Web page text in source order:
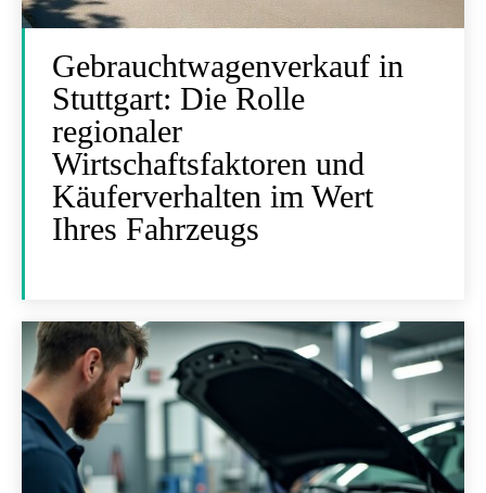
Gebrauchtwagenverkauf in
Stuttgart: Die Rolle
regionaler
Wirtschaftsfaktoren und
Käuferverhalten im Wert
Ihres Fahrzeugs